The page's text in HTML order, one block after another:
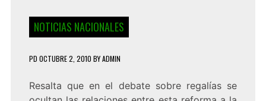
NOTICIAS NACIONALES
PD OCTUBRE 2, 2010 BYADMIN
Resalta que en el debate sobre regalías se